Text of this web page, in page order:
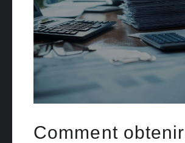
Comment